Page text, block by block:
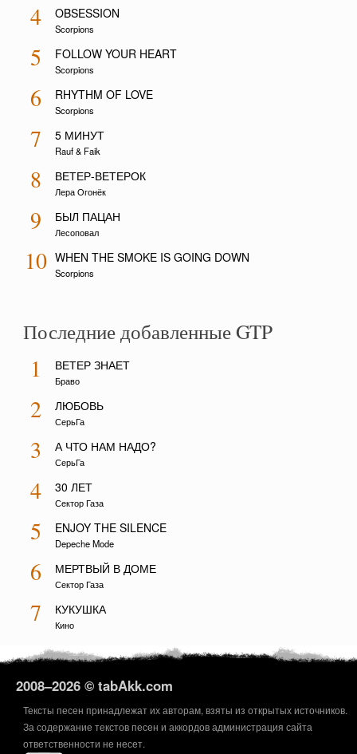
4 OBSESSION
Scorpions
5 FOLLOW YOUR HEART
Scorpions
6 RHYTHM OF LOVE
Scorpions
7 5 МИНУТ
Rauf & Faik
8 ВЕТЕР-ВЕТЕРОК
Лера Огонёк
9 БЫЛ ПАЦАН
Лесоповал
10 WHEN THE SMOKE IS GOING DOWN
Scorpions
Последние добавленные GTP
1 ВЕТЕР ЗНАЕТ
Браво
2 ЛЮБОВЬ
СерьГа
3 А ЧТО НАМ НАДО?
СерьГа
4 30 ЛЕТ
Сектор Газа
5 ENJOY THE SILENCE
Depeche Mode
6 МЕРТВЫЙ В ДОМЕ
Сектор Газа
7 КУКУШКА
Кино
2008–2026 © tabAkk.com
Тексты песен принадлежат их авторам, взяты из открытых источников.
За содержание текстов песен и аккордов администрация сайта
ответственности не несет.